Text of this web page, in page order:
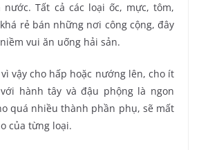
nước. Tất cả các loại ốc, mực, tôm,
rẻ bán những nơi công cộng, đây
vui ăn uống hải sản.
vậy cho hấp hoặc nướng lên, cho ít
hành tây và đậu phộng là ngon
quá nhiều thành phần phụ, sẽ mất
của từng loại.